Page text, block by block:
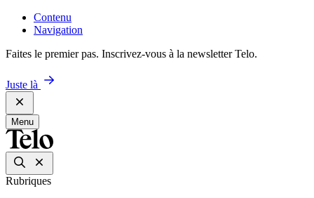
Contenu
Navigation
Faites le premier pas. Inscrivez-vous à la newsletter Telo.
Juste là
Menu
Rubriques